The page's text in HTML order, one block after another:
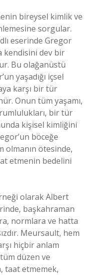
bireysel kimlik ve
sorgular.
eserinde Gregor
kendisini dev bir
Bu olağanüstü
yaşadığı içsel
karşı bir tür
Onun tüm yaşamı,
bir tür
kişisel kimliğini
böceğe
olmanın ötesinde,
etmenin bedelini
olarak Albert
başkahraman
normlara ve hatta
Meursault, hem
hiçbir anlam
düzen ve
taat etmemek,